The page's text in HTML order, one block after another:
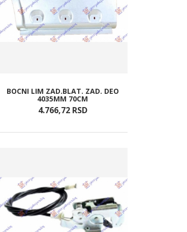
BOCNI LIM ZAD.BLAT. ZAD. DEO
4035MM 70CM
4.766,72 RSD